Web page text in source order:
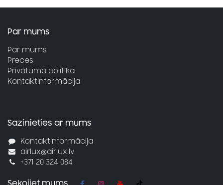
Par mums
Par mums
Preces
Privātuma politika
Kontaktinformācija
Sazinieties ar mums
Kontaktinformācija
airlux@airlux.lv
+371 20 324 084